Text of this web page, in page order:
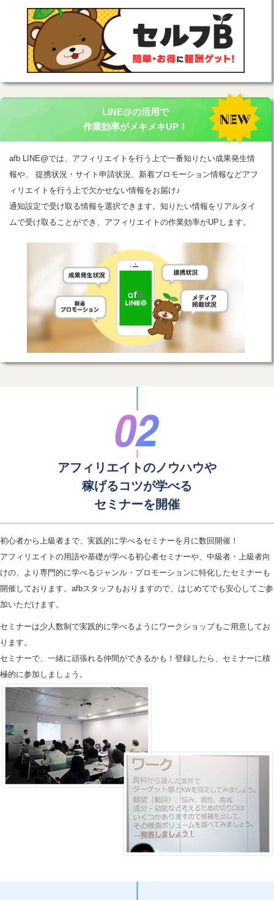
LINE@の活用で
作業効率がメキメキUP！
afb LINE@では、アフィリエイトを行う上で一番知りたい成果発生情
報や、 提携状況・サイト申請状況、新着プロモーション情報などアフ
ィリエイトを行う上で欠かせない情報をお届け♪
通知設定で受け取る情報を選択できます。知りたい情報をリアルタイ
ムで受け取ることができ、アフィリエイトの作業効率がUPします。
アフィリエイトのノウハウや
稼げるコツが学べる
セミナーを開催
初心者から上級者まで、実践的に学べるセミナーを月に数回開催！
アフィリエイトの用語や基礎が学べる初心者セミナーや、中級者・上級者向
けの、より専門的に学べるジャンル・プロモーションに特化したセミナーも
開催しております。afbスタッフもおりますので、はじめてでも安心してご参
加いただけます。
セミナーは少人数制で実践的に学べるようにワークショップもご用意してお
ります。
セミナーで、一緒に頑張れる仲間ができるかも！登録したら、セミナーに積
極的に参加しましょう。